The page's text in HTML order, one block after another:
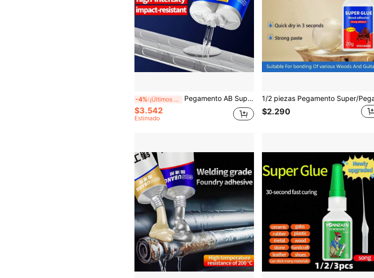
-4% ¡Últimos 2 días Pegamento AB Super Fuerte de Curado Rápido en 15s, Adhesivo de Resina Epoxi de Uso Pesado, Resistente al Agua y al Calor, Adecuado para Metal, Plástico, Cerámica, Madera, Activador de Slime, Pegamento para Tela, Pegamento Corporal, Pistola de Pegamento Termofusible, Activador, Papel Tapiz
$3.542
Estimado
$2.290